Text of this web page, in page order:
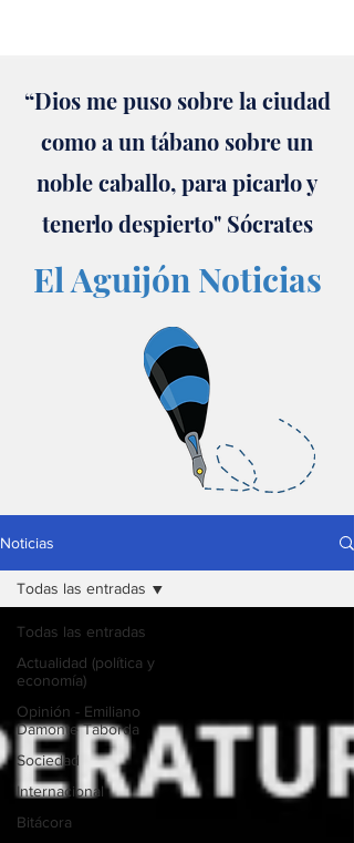
“Dios me puso sobre la ciudad
como a un tábano sobre un
noble caballo, para picarlo y
tenerlo despierto" Sócrates
El Aguijón Noticias
Noticias
Todas las entradas
Actualidad (política y
economía)
Opinión - Emiliano
Damonte Taborda
Sociedad
Internacional
Bitácora
Todas las entradas